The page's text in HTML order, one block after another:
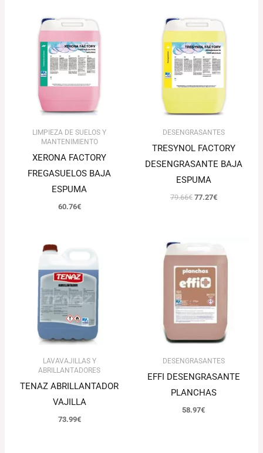
LIMPIEZA DE SUELOS Y
MANTENIMIENTO
XERONA FACTORY
FREGASUELOS BAJA
ESPUMA
60.76€
DESENGRASANTES
TRESYNOL FACTORY
DESENGRASANTE BAJA
ESPUMA
79.66€
precio
original
era:
79.66€.
77.27€
precio
actual
es:
77.27€.
LAVAVAJILLAS Y
ABRILLANTADORES
TENAZ ABRILLANTADOR
VAJILLA
73.99€
DESENGRASANTES
EFFI DESENGRASANTE
PLANCHAS
58.97€